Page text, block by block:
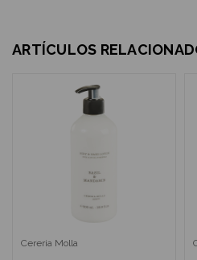
ARTÍCULOS
Cereria Molla